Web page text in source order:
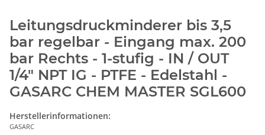
Leitungsdruckminderer bis 3,5
bar regelbar - Eingang max. 200
bar Rechts - 1-stufig - IN / OUT
1/4" NPT IG - PTFE - Edelstahl -
GASARC CHEM MASTER SGL600
Herstellerinformationen:
GASARC